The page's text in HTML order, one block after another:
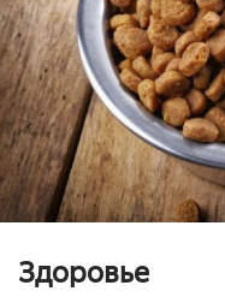
Здоровье